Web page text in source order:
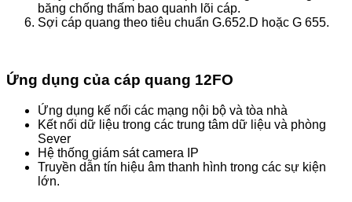
băng chống thấm bao quanh lõi cáp.
Sợi cáp quang theo tiêu chuẩn G.652.D hoặc G 655.
Ứng dụng của cáp quang 12FO
Ứng dụng kế nối các mạng nội bộ và tòa nhà
Kết nối dữ liệu trong các trung tâm dữ liệu và phòng
Sever
Hệ thống giám sát camera IP
Truyền dẫn tín hiệu âm thanh hình trong các sự kiện
lớn.